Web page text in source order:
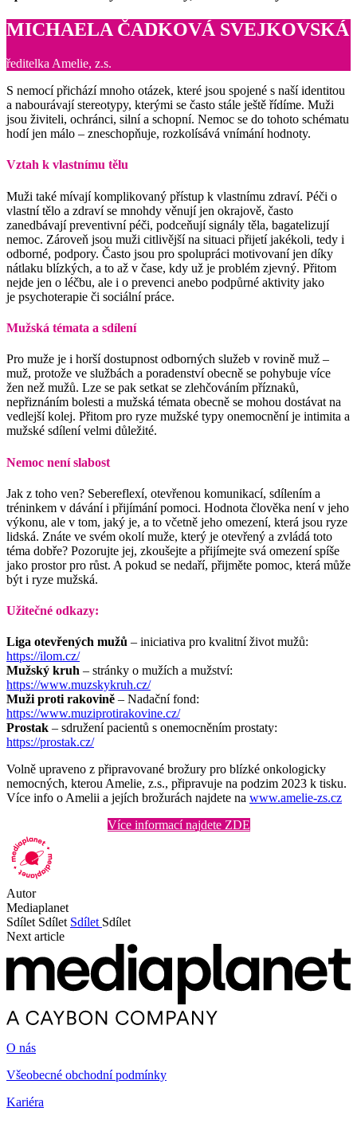
MICHAELA ČADKOVÁ SVEJKOVSKÁ
ředitelka Amelie, z.s.
S nemocí přichází mnoho otázek, které jsou spojené s naší identitou
a nabourávají stereotypy, kterými se často stále ještě řídíme. Muži
jsou živiteli, ochránci, silní a schopní. Nemoc se do tohoto schématu
hodí jen málo – zneschopňuje, rozkolísává vnímání hodnoty.
Vztah k vlastnímu tělu
Muži také mívají komplikovaný přístup k vlastnímu zdraví. Péči o
vlastní tělo a zdraví se mnohdy věnují jen okrajově, často
zanedbávají preventivní péči, podceňují signály těla, bagatelizují
nemoc. Zároveň jsou muži citlivější na situaci přijetí jakékoli, tedy i
odborné, podpory. Často jsou pro spolupráci motivovaní jen díky
nátlaku blízkých, a to až v čase, kdy už je problém zjevný. Přitom
nejde jen o léčbu, ale i o prevenci anebo podpůrné aktivity jako
je psychoterapie či sociální práce.
Mužská témata a sdílení
Pro muže je i horší dostupnost odborných služeb v rovině muž –
muž, protože ve službách a poradenství obecně se pohybuje více
žen než mužů. Lze se pak setkat se zlehčováním příznaků,
nepřiznáním bolesti a mužská témata obecně se mohou dostávat na
vedlejší kolej. Přitom pro ryze mužské typy onemocnění je intimita a
mužské sdílení velmi důležité.
Nemoc není slabost
Jak z toho ven? Sebereflexí, otevřenou komunikací, sdílením a
tréninkem v dávání i přijímání pomoci. Hodnota člověka není v jeho
výkonu, ale v tom, jaký je, a to včetně jeho omezení, která jsou ryze
lidská. Znáte ve svém okolí muže, který je otevřený a zvládá toto
téma dobře? Pozorujte jej, zkoušejte a přijímejte svá omezení spíše
jako prostor pro růst. A pokud se nedaří, přijměte pomoc, která může
být i ryze mužská.
Užitečné odkazy:
Liga otevřených mužů – iniciativa pro kvalitní život mužů:
https://ilom.cz/
Mužský kruh – stránky o mužích a mužství:
https://www.muzskykruh.cz/
Muži proti rakovině – Nadační fond:
https://www.muziprotirakovine.cz/
Prostak – sdružení pacientů s onemocněním prostaty:
https://prostak.cz/
Volně upraveno z připravované brožury pro blízké onkologicky
nemocných, kterou Amelie, z.s., připravuje na podzim 2023 k tisku.
Více info o Amelii a jejích brožurách najdete na www.amelie-zs.cz
Více informací najdete ZDE
Autor
Mediaplanet
Sdílet Sdílet Sdílet Sdílet
Next article
O nás
Všeobecné obchodní podmínky
Kariéra